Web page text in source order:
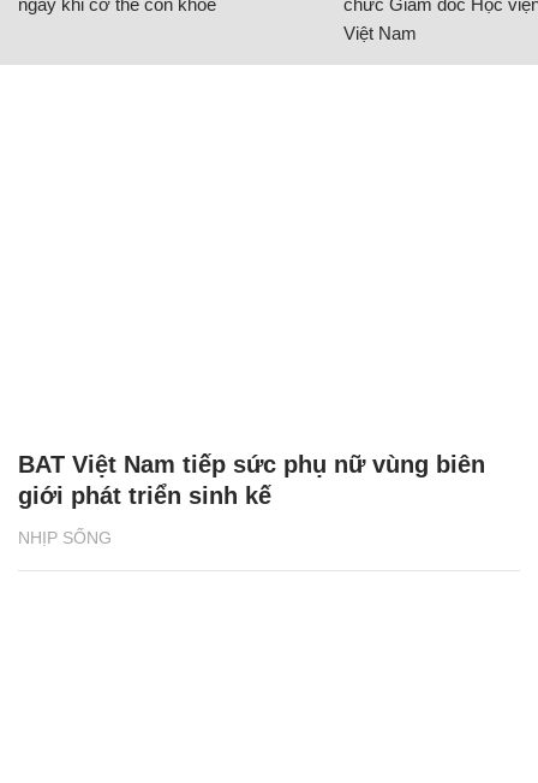
ngay khi cơ thể còn khỏe
chức Giám đốc Học
Việt Nam
NHỊP SỐNG
BAT Việt Nam tiếp sức phụ nữ vùng biên
giới phát triển sinh kế